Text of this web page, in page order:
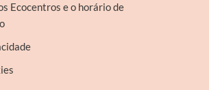
Ecocentros e o horário de